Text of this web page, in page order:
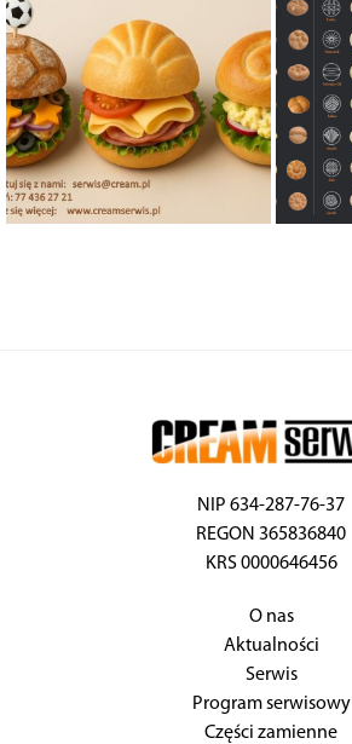
NIP 634-287-76-37
REGON 365836840
KRS 0000646456
O nas
Aktualności
Serwis
Program serwisowy
Części zamienne